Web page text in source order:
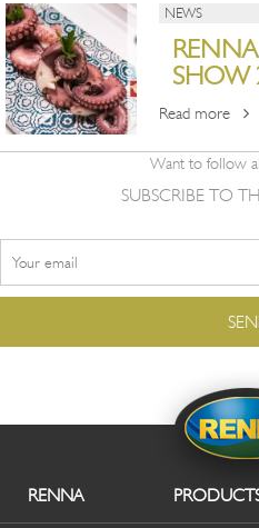
NEWS
SHOW
Read more
Want to follow
SUBSCRIBE TO
RENNA